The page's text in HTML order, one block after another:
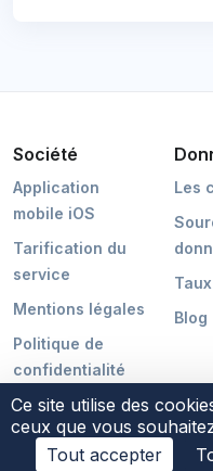
Société
Application
mobile iOS
Tarification du
service
Mentions légales
Politique de
confidentialité
Les
Blog
Ce site utilise des
ceux que vous
Tout accepter